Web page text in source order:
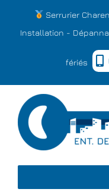
Serrurier
Installation -
fériés